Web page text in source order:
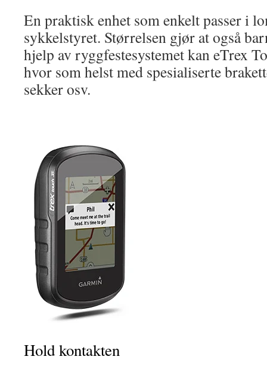
En praktisk enhet som enkelt passer i
sykkelstyret. Størrelsen gjør at også
hjelp av ryggfestesystemet kan eTrex
hvor som helst med spesialiserte
sekker osv.
Hold kontakten